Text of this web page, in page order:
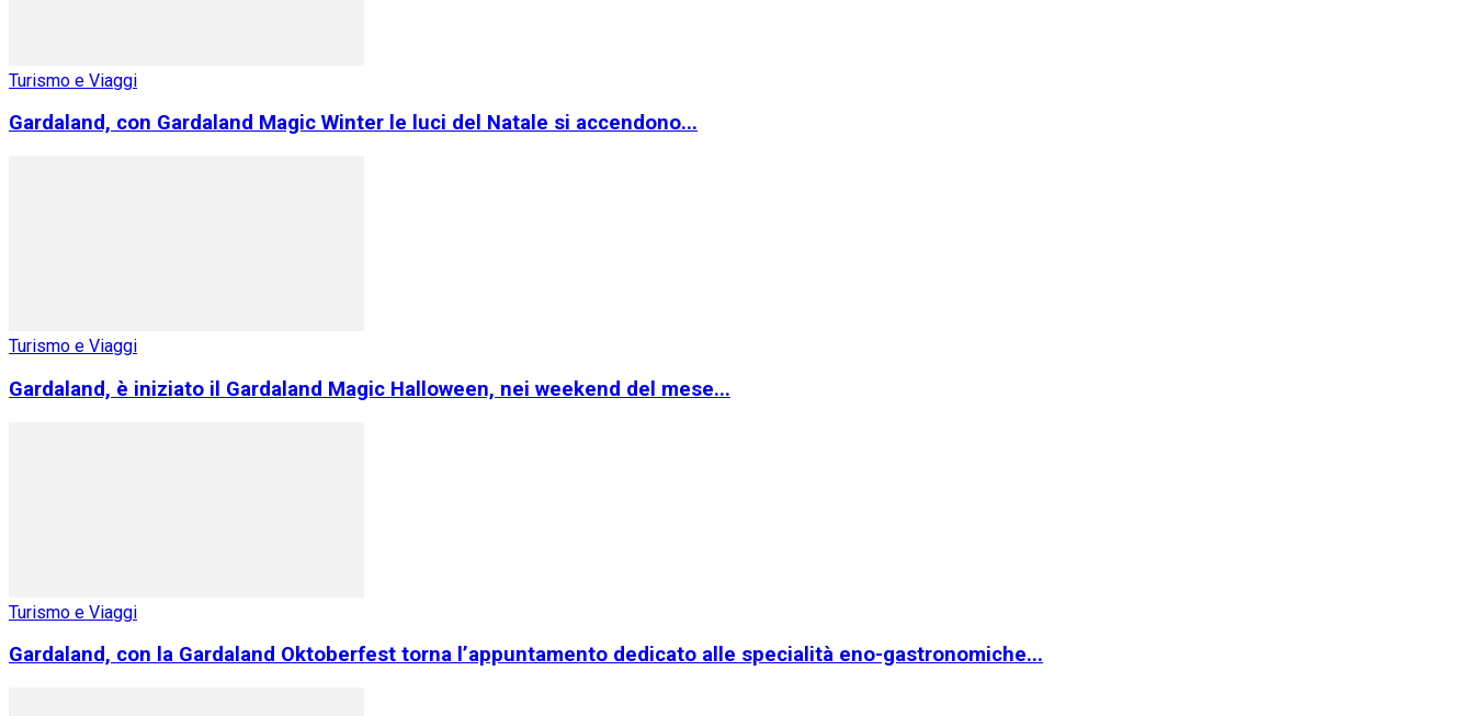
Turismo e Viaggi
Gardaland, con Gardaland Magic Winter le luci del Natale si accendono...
Turismo e Viaggi
Gardaland, è iniziato il Gardaland Magic Halloween, nei weekend del mese...
Turismo e Viaggi
Gardaland, con la Gardaland Oktoberfest torna l’appuntamento dedicato alle specialità eno-gastronomiche...